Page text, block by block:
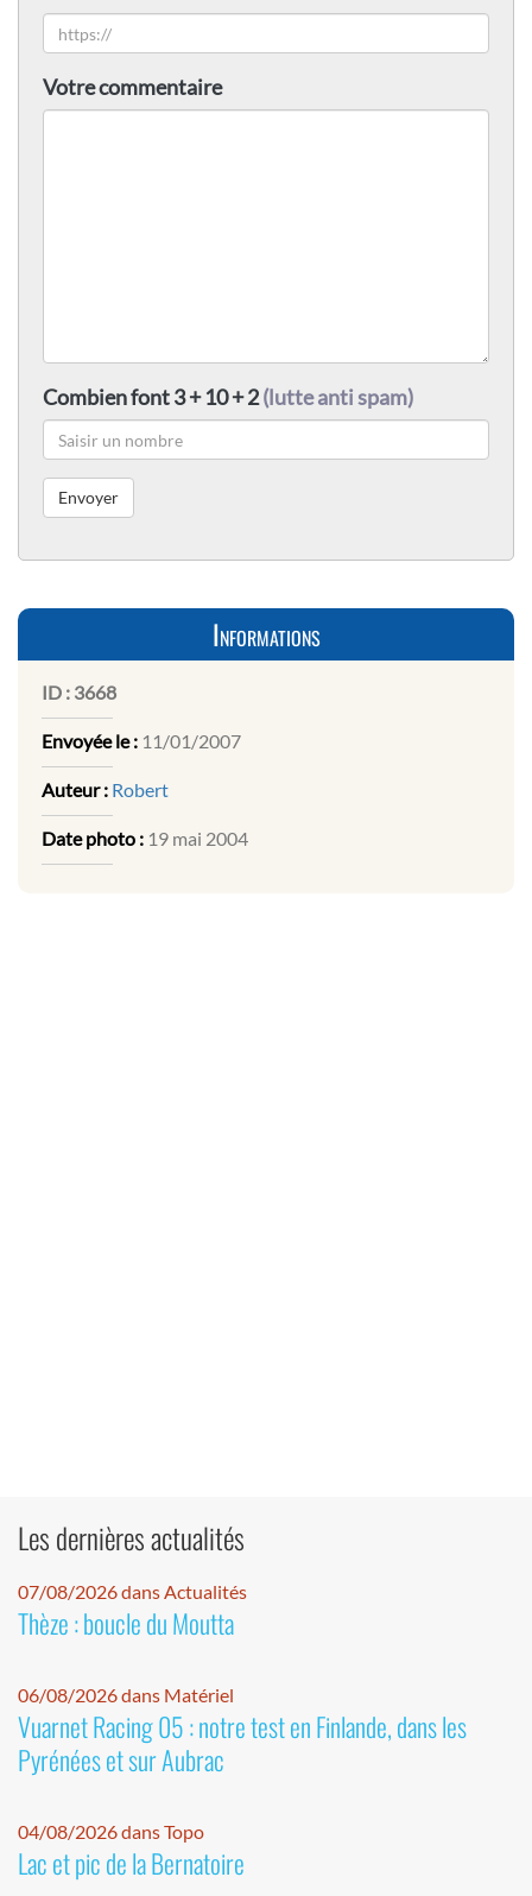
Votre commentaire
Combien font 3 + 10 + 2(lutte anti spam)
Informations
ID : 3668
Envoyée le : 11/01/2007
Auteur : Robert
Date photo : 19 mai 2004
Les dernières actualités
07/08/2026 dans Actualités
Thèze : boucle du Moutta
06/08/2026 dans Matériel
Vuarnet Racing 05 : notre test en Finlande, dans les
Pyrénées et sur Aubrac
04/08/2026 dans Topo
Lac et pic de la Bernatoire